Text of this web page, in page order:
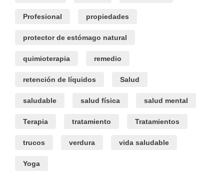
Profesional propiedades
protector de estómago natural
quimioterapia remedio
retención de líquidos Salud
saludable salud física salud mental
Terapia tratamiento Tratamientos
trucos verdura vida saludable
Yoga